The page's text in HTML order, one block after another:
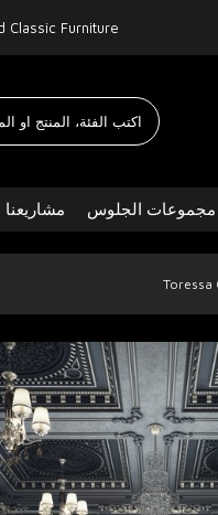
Classic Furniture
مجموعات الجلوس مشاريعنا
Toressa